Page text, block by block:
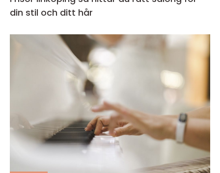
din stil och ditt hår